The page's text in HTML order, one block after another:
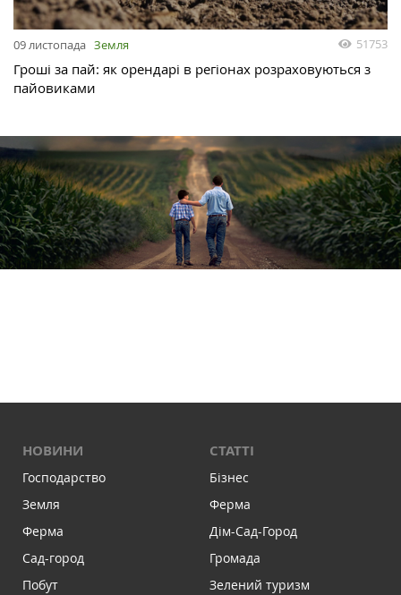
09 листопада Земля 51753
Гроші за пай: як орендарі в регіонах розраховуються з
пайовиками
НОВИНИ
Господарство
Земля
Ферма
Сад-город
Побут
СТАТТІ
Бізнес
Ферма
Дім-Сад-Город
Громада
Зелений туризм